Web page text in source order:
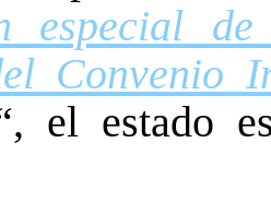
especial
Convenio
el estado